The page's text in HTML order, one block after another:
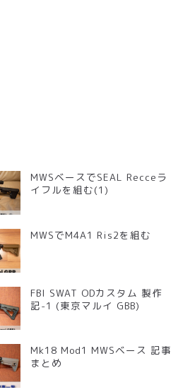
MWSベースでSEAL Recceラ
イフルを組む(1)
MWSでM4A1 Ris2を組む
FBI SWAT ODカスタム 製作
記-1 (東京マルイ GBB)
Mk18 Mod1 MWSベース 記事
まとめ